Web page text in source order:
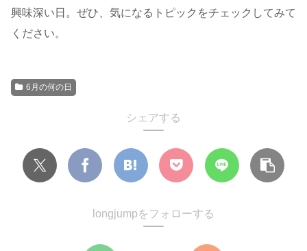
興味深い日。ぜひ、気になるトピックをチェックしてみて
ください。
6月の何の日
シェアする
longjumpをフォローする